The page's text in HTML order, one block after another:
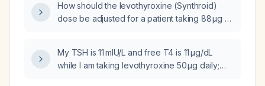
How should the levothyroxine (Synthroid)
dose be adjusted for a patient taking 88 µg of
and total T3 of 4.62 nmol/L (Canadian units)?
My TSH is 11 mIU/L and free T4 is 11 µg/dL
while I am taking levothyroxine 50 µg daily;